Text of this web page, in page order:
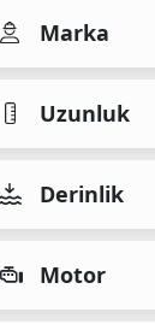
Marka
Uzunluk
Derinlik
Motor